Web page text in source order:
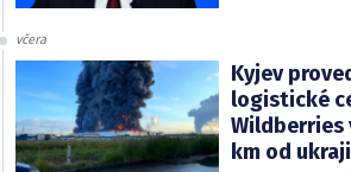
včera
Kyjev
logistické
Wildberries
km od